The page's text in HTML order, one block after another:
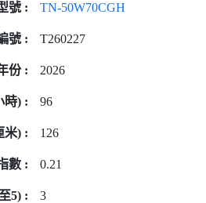
TN-50W70CGH
T260227
2026
96
126
0.21
3